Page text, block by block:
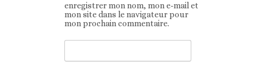
enregistrer mon nom, mon e-mail et
mon site dans le navigateur pour
mon prochain commentaire.